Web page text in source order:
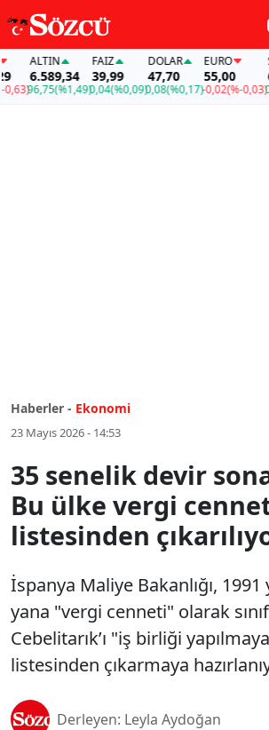
ALTIN
6.589,34
96,75(%1,49)
FAİZ
39,99
0,04(%0,09)
DOLAR
47,70
0,08(%0,17)
EURO
55,00
-0,02(%-0,03)
Haberler - Ekonomi
23 Mayıs 2026 - 14:53
35 senelik devir
Bu ülke vergi
listesinden
İspanya Maliye Bakanlığı, 1991
yana "vergi cenneti" olarak
Cebelitarık’ı "iş birliği
listesinden çıkarmaya
Derleyen: Leyla Aydoğan